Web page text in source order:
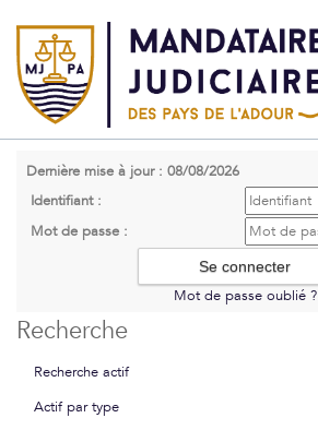
Dernière mise à jour : 08/08/2026
Identifiant :
Mot de passe :
Mot de passe oublié ?
Recherche
Recherche actif
Actif par type